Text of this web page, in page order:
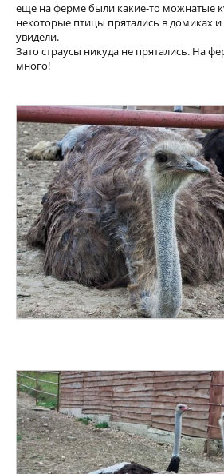
еще на ферме были какие-то можнатые
некоторые птицы прятались в домиках
увидели.
Зато страусы никуда не прятались. На
много!